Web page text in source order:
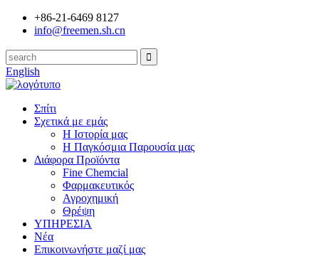
+86-21-6469 8127
info@freemen.sh.cn
English
Σπίτι
Σχετικά με εμάς
Η Ιστορία μας
Η Παγκόσμια Παρουσία μας
Διάφορα Προϊόντα
Fine Chemcial
Φαρμακευτικός
Αγροχημική
Θρέψη
ΥΠΗΡΕΣΙΑ
Νέα
Επικοινωνήστε μαζί μας